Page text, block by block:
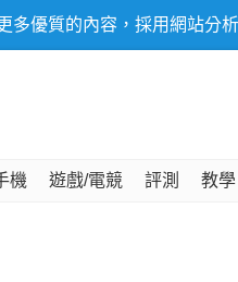
多優質的內容，採用網站分
機 遊戲/電競 評測 教學